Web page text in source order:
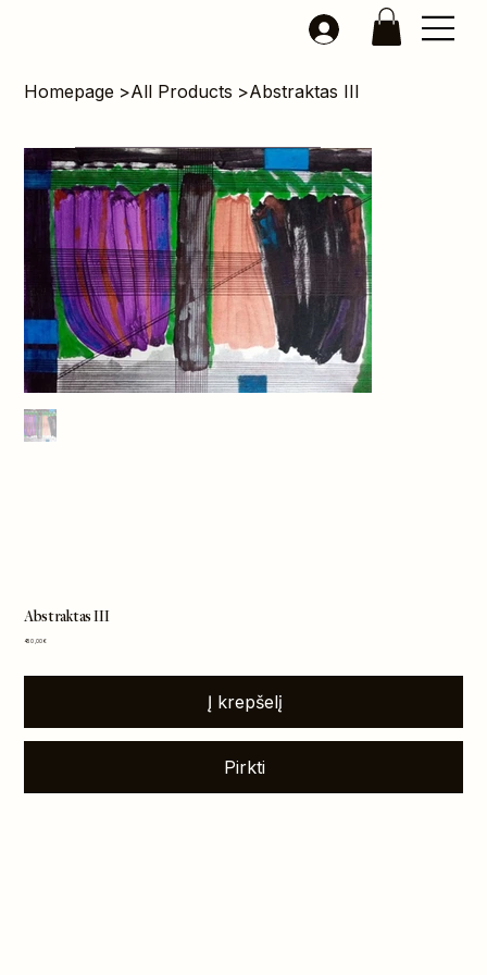
Homepage >All Products >Abstraktas III
Abstraktas III
Kaina
450,00 €
Į krepšelį
Pirkti